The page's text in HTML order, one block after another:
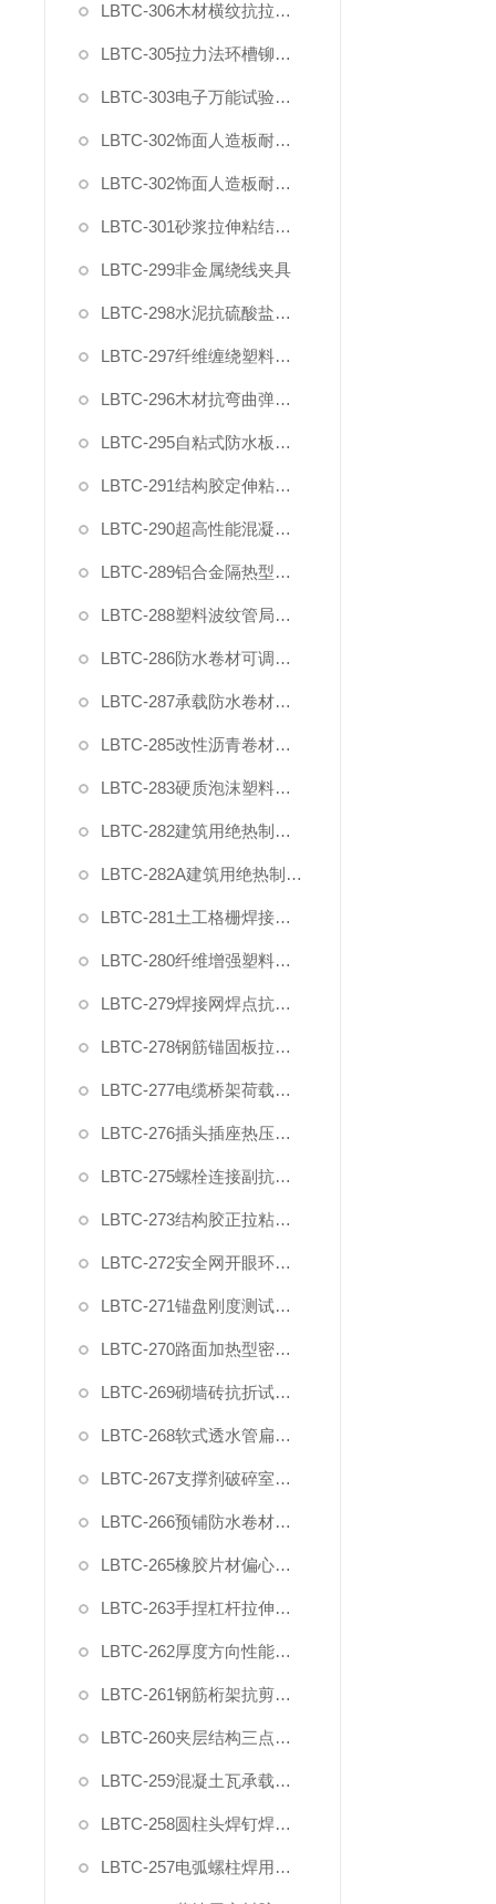
LBTC-306木材横纹抗拉强度试验夹具
LBTC-305拉力法环槽铆钉连接副拉脱试验夹具
LBTC-303电子万能试验机薄膜气动夹具
LBTC-302饰面人造板耐开裂钻孔夹具
LBTC-302饰面人造板耐开裂固定夹具
LBTC-301砂浆拉伸粘结强度用下夹具
LBTC-299非金属绕线夹具
LBTC-298水泥抗硫酸盐侵蚀抗折夹具
LBTC-297纤维缠绕塑料环形试样拉力盘装置
LBTC-296木材抗弯曲弹性模量强度试验夹具
LBTC-295自粘式防水板粘接性能试验装置
LBTC-291结构胶定伸粘结性夹具
LBTC-290超高性能混凝土轴向抗拉夹具
LBTC-289铝合金隔热型材抗剪夹具
LBTC-288塑料波纹管局部横向荷载压头夹具
LBTC-286防水卷材可调钉杆撕裂夹具
LBTC-287承载防水卷材正拉强度模具
LBTC-285改性沥青卷材防水涂料剪切性能夹具
LBTC-283硬质泡沫塑料拉伸试验夹具（2025新标准）
LBTC-282建筑用绝热制品剪切夹具(单试样)
LBTC-282A建筑用绝热制品剪切夹具(2型双试样)
LBTC-281土工格栅焊接点极限剥离力夹具
LBTC-280纤维增强塑料层间剪切强度试验夹具
LBTC-279焊接网焊点抗拉力夹具
LBTC-278钢筋锚固板拉伸夹具
LBTC-277电缆桥架荷载试验装置
LBTC-276插头插座热压缩试验装置
LBTC-275螺栓连接副抗拉荷载夹具
LBTC-273结构胶正拉粘结强度试验夹具
LBTC-272安全网开眼环扣强力夹具
LBTC-271锚盘刚度测试装置夹具
LBTC-270路面加热型密封胶低温拉伸试件夹具
LBTC-269砌墙砖抗折试验夹具
LBTC-268软式透水管扁平耐压力试验压具夹具
LBTC-267支撑剂破碎室测试装置
LBTC-266预铺防水卷材与后浇混凝土剥离强度试验夹具
LBTC-265橡胶片材偏心夹具
LBTC-263手捏杠杆拉伸橡塑夹具
LBTC-262厚度方向性能钢板拉伸试验夹具
LBTC-261钢筋桁架抗剪夹具
LBTC-260夹层结构三点弯曲试验装置夹具
LBTC-259混凝土瓦承载力试验夹具
LBTC-258圆柱头焊钉焊接端拉力试验夹具
LBTC-257电弧螺柱焊用圆柱头焊钉弯曲夹具